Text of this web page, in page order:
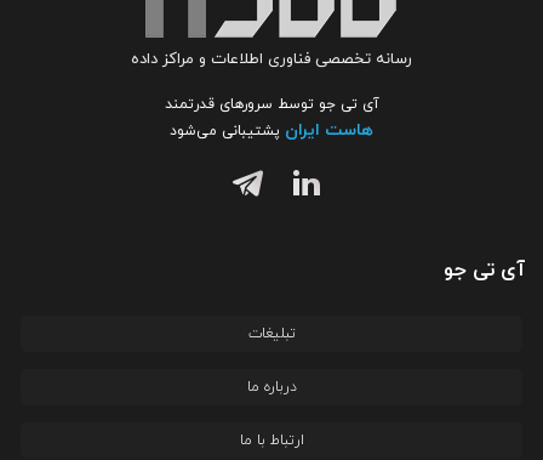
رسانه تخصصی فناوری اطلاعات و مراکز داده
آی تی جو توسط سرورهای قدرتمند
هاست ایران پشتیبانی می‌شود
آی تی جو
تبلیغات
درباره ما
ارتباط با ما